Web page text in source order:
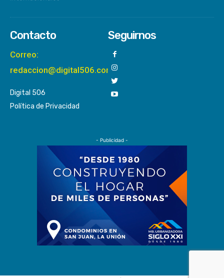
Contacto
Correo:
redaccion@digital506.com
Digital 506
Política de Privacidad
Seguirnos
- Publicidad -